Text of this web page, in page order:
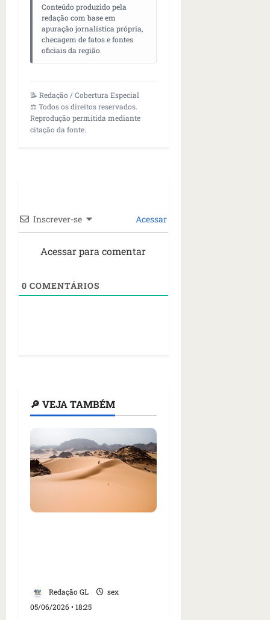
Conteúdo produzido pela
redação com base em
apuração jornalística própria,
checagem de fatos e fontes
oficiais da região.
📝 Redação / Cobertura Especial
⚖️ Todos os direitos reservados.
Reprodução permitida mediante
citação da fonte.
Inscrever-se Acessar
Acessar para comentar
0 COMENTÁRIOS
🔎 VEJA TAMBÉM
Redação GL
sex
05/06/2026 • 18:25